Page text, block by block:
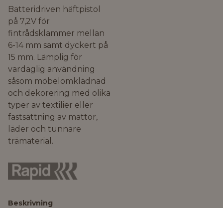
Batteridriven häftpistol
på 7,2V för
fintrådsklammer mellan
6-14 mm samt dyckert på
15 mm. Lämplig för
vardaglig användning
såsom möbelomklädnad
och dekorering med olika
typer av textilier eller
fastsättning av mattor,
läder och tunnare
trämaterial.
Beskrivning